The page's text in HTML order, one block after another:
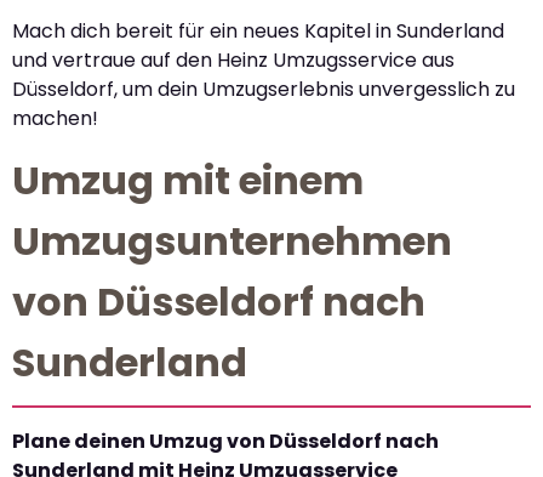
Mach dich bereit für ein neues Kapitel in Sunderland
und vertraue auf den Heinz Umzugsservice aus
Düsseldorf, um dein Umzugserlebnis unvergesslich zu
machen!
Umzug mit einem
Umzugsunternehmen
von Düsseldorf nach
Sunderland
Plane deinen Umzug von Düsseldorf nach
Sunderland mit Heinz Umzugsservice